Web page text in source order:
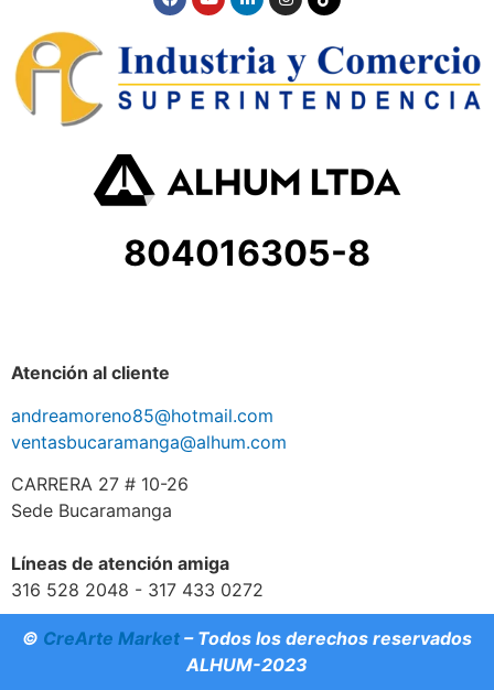
804016305-8
Atención al cliente
andreamoreno85@hotmail.com
ventasbucaramanga@alhum.com
CARRERA 27 # 10-26
Sede Bucaramanga
Líneas de atención amiga
316 528 2048 - 317 433 0272
© CreArte Market – Todos los derechos reservados
ALHUM-2023